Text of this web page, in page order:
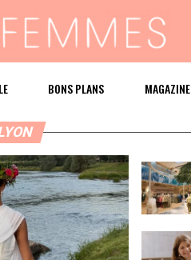
BONS PLANS MAGAZINE